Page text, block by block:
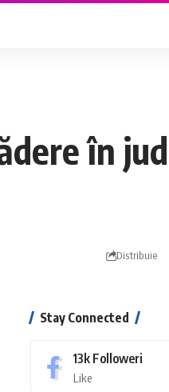
în
Distribuie
Stay Connected
13k Followeri
Like